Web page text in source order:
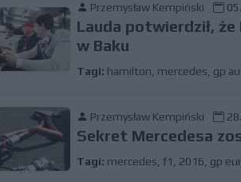
Przemysław Kempiński
Lauda potwierdził,
w Baku
Tagi: hamilton mercedes gp
Przemysław Kempiński
Sekret Mercedesa
Tagi: mercedes f1 2016 gp